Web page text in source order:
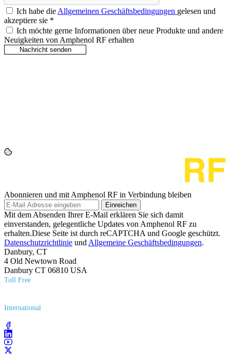
Ich habe dieAllgemeinen Geschäftsbedingungen gelesen und
akzeptiere sie *
Ich möchte gerne Informationen über neue Produkte und andere
Neuigkeiten von Amphenol RF erhalten
Abonnieren und mit Amphenol RF in Verbindung bleiben
Einreichen
Mit dem Absenden Ihrer E-Mail erklären Sie sich damit
einverstanden, gelegentliche Updates von Amphenol RF zu
erhalten.Diese Seite ist durch reCAPTCHA und Google geschützt.
Datenschutzrichtlinie und Allgemeine Geschäftsbedingungen.
Danbury, CT
4 Old Newtown Road
Danbury CT 06810 USA
Toll Free
International